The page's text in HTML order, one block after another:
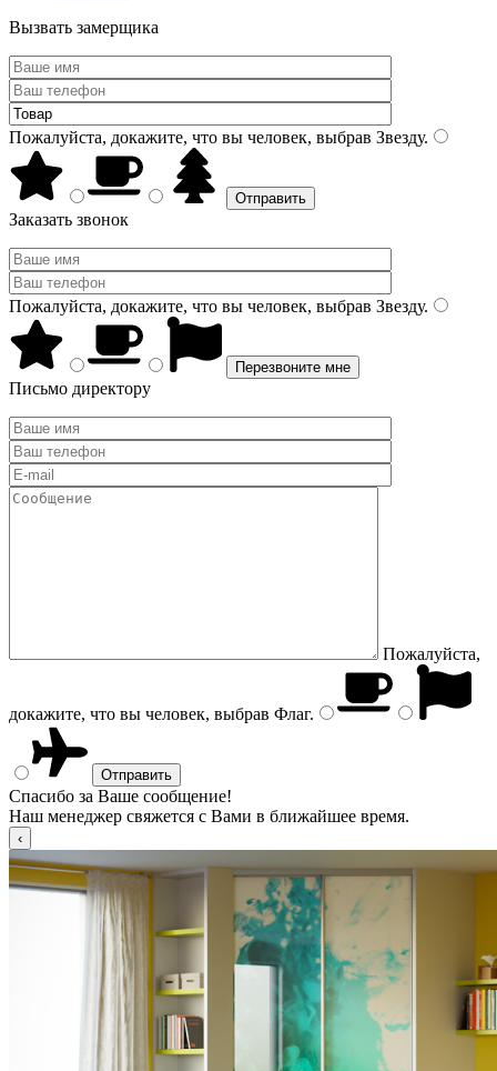
Вызвать замерщика
Пожалуйста, докажите, что вы человек, выбрав Звезду.
Заказать звонок
Пожалуйста, докажите, что вы человек, выбрав Звезду.
Письмо директору
Пожалуйста,
докажите, что вы человек, выбрав Флаг.
Спасибо за Ваше сообщение!
Наш менеджер свяжется с Вами в ближайшее время.